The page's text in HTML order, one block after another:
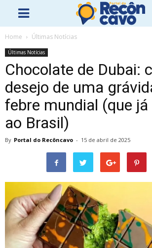
Home Últimas Notícias
Últimas Notícias
Chocolate de Dubai:
desejo de uma
febre mundial (que já
ao Brasil)
By Portal do Recôncavo - 15 de abril de 2025